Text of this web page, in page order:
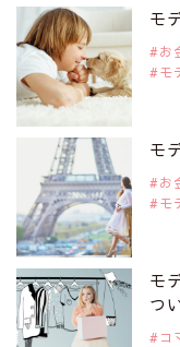
是非ご覧ください。
注目モデル カーラ・デ
2019年9月29日
是非ご覧ください。
注目モデル 松川 来海
2019年9月29日
注目モデルを1名追加い
是非ご覧ください。
注目モデル 中条あやみ
モ
お
モ
モ
お
モ
モ
つ
コ